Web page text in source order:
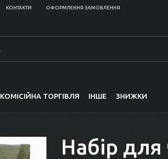
КОНТАКТИ ОФОРМЛЕННЯ ЗАМОВЛЕННЯ
КОМІСІЙНА ТОРГІВЛЯ ІНШЕ ЗНИЖКИ
Набір